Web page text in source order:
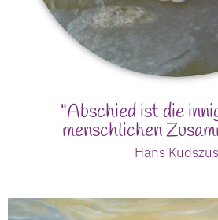
"Abschied ist die
menschlichen
Hans Kudszus